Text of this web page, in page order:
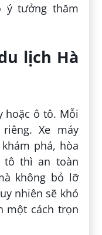
ý tưởng thăm
lịch Hà
hoặc ô tô. Mỗi
Xe máy
phá, hòa
tô thì an toàn
không bỏ lỡ
nhiên sẽ khó
một cách trọn